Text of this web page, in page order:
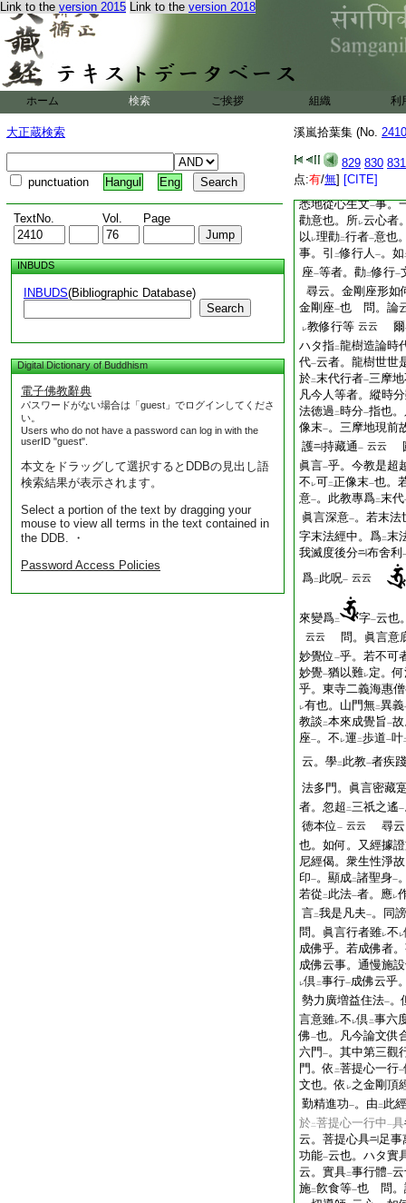
Link to the version 2015 Link to the version 2018
ホーム 検索 ご挨拶 組織 利
大正蔵検索
punctuation Hangul Eng
TextNo. Vol. Page
INBUDS
INBUDS(Bibliographic Database)
Search
Digital Dictionary of Buddhism
電子佛教辭典
パスワードがない場合は「guest」でログインしてくださ
い。
Users who do not have a password can log in with the
userID "guest".
本文をドラッグして選択するとDDBの見出し語
検索結果が表示されます。
Select a portion of the text by dragging your
mouse to view all terms in the text contained in
the DDB. ・
Password Access Policies
溪嵐拾葉集 (No.
829 830 831
点:有/無] [CITE]
也 尋云。
ハタ明二 四身
也 答
大日經雖 明 三身
所以經云。又現 普
成佛加持身
。
剛頂經四身。大日
故 1 毘盧舍那經云
瑜伽經説
證無上道一 云云
所以 乎 答。上證
悉地從心生文一事。
勸意也。所レ云心者
以 レ理勸二行者一意也
事。引
二修行人 一。如
座一等者。勸二修行一
尋云。金剛座形
金剛座一也 問。論
レ教修行等 云云
爾
ハタ指二龍樹造論時
代一云者。龍樹世世
於二末代行者一三摩
凡今人等者。縱時
法徳過 二時分一指也
像末一。三摩地現前
護
持藏通一 云云
眞言一乎。今教是超
不 レ可二正像末一也。
意一。此教專爲二末代
眞言深意一。若末法
字末法經中。爲二末
我滅度後分
布舍利
爲二 此呪一 云云
來變爲二 字一云也
云云
問。眞言意
妙覺位 一乎。若不可
妙覺一猶以難レ定。
乎。東寺二義海惠
レ有也。山門無二異義
教談 二本來成覺旨一
座一。不 レ運 二歩道一叶
云。學二 此教一者疾踐
法多門。眞言密藏
者。忽超 二三祇之遙一
徳本位 一 云云
尋云
也。如何。又經據
尼經偈。衆生性淨
印一。顯成二諸聖身一
若從 二 此法一者。應レ
言二我是凡夫一。同
問。眞言行者雖レ不 レ
成佛乎。若成佛者
成佛云事。通慢施
レ倶 二事行一成佛云乎
勢力廣増益住法一。
言意雖レ不 レ倶 二事六
佛一也。凡今論文供
六門 一。其中第三觀
門。依 二菩提心一行一
文也。依 レ之金剛頂
勤精進功一。由 二 此
於 二菩提心一行中一具
云。菩提心具
足事
功能一云也。ハタ實
云。實具二事行體一
施二飮食等一也 問。